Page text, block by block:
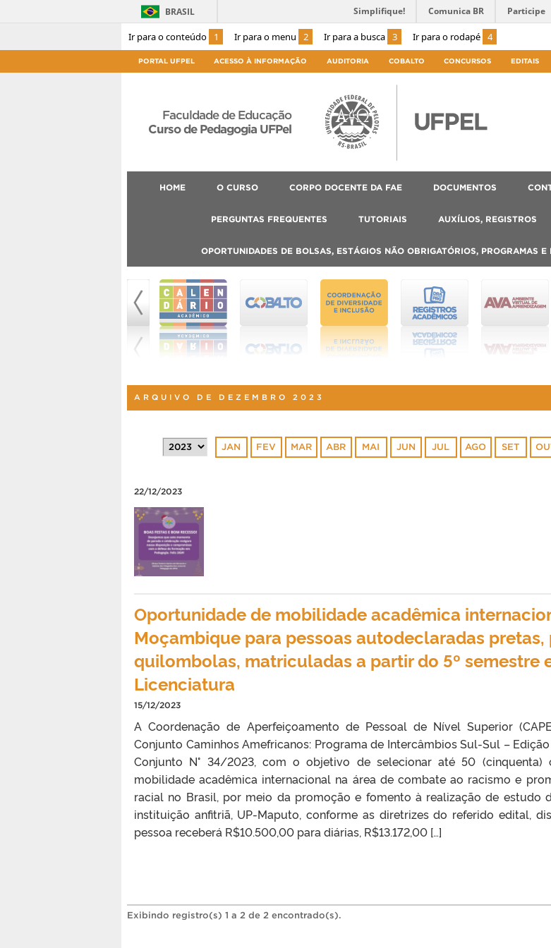
Ir para o conteúdo 1 Ir para o menu 2 Ir para a busca 3 Ir para o rodapé 4
BRASIL Simplifique! Comunica BR Participe
PORTAL UFPEL ACESSO À INFORMAÇÃO AUDITORIA COBALTO CONCURSOS EDITAIS
Faculdade de Educação
Curso de Pedagogia UFPel
HOME O CURSO CORPO DOCENTE DA FAE DOCUMENTOS
PERGUNTAS FREQUENTES TUTORIAIS AUXÍLIOS, REGISTROS
OPORTUNIDADES DE BOLSAS, ESTÁGIOS NÃO OBRIGATÓRIOS, PROGRAMAS E
ARQUIVO DE DEZEMBRO 2023
JAN FEV MAR ABR MAI JUN JUL AGO SET
22/12/2023
Oportunidade de mobilidade acadêmica
Moçambique para pessoas autodeclaradas pretas,
quilombolas, matriculadas a partir do 5º semestre
Licenciatura
15/12/2023
A Coordenação de Aperfeiçoamento de Pessoal de Nível Superior
Conjunto Caminhos Amefricanos: Programa de Intercâmbios Sul-Sul –
Conjunto N° 34/2023, com o objetivo de selecionar até 50 (cinquenta)
mobilidade acadêmica internacional na área de combate ao racismo e
racial no Brasil, por meio da promoção e fomento à realização de estudo
instituição anfitriã, UP-Maputo, conforme as diretrizes do referido edital,
pessoa receberá R$10.500,00 para diárias, R$13.172,00 […]
Exibindo registro(s) 1 a 2 de 2 encontrado(s).